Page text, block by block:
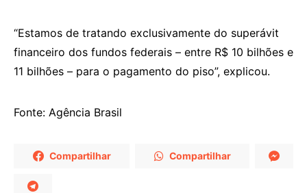
“Estamos de tratando exclusivamente do superávit
financeiro dos fundos federais – entre R$ 10 bilhões e
11 bilhões – para o pagamento do piso”, explicou.
Fonte: Agência Brasil
Compartilhar Compartilhar